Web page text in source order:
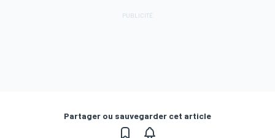
Partager ou sauvegarder cet article